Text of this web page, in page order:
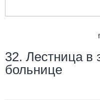
32. Лестница в
больнице